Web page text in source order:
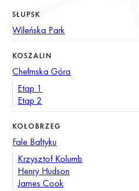
SŁUPSK
Wileńska Park
KOSZALIN
Chełmska Góra
Etap 1
Etap 2
KOŁOBRZEG
Fale Bałtyku
Krzysztof Kolumb
Henry Hudson
James Cook